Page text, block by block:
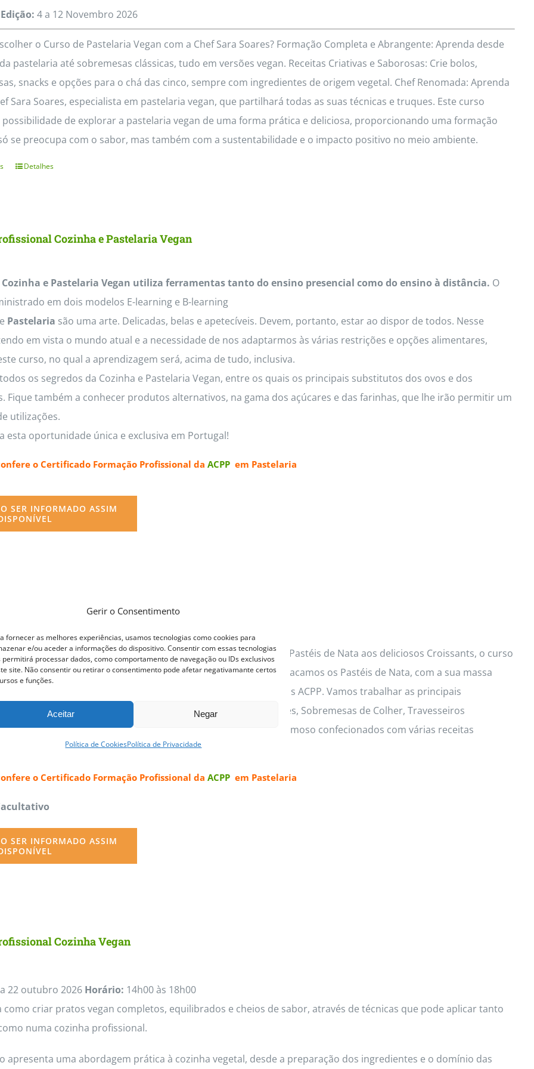
Gerir o Consentimento
fornecer as melhores experiências, usamos tecnologias como cookies para
e/ou aceder a informações do dispositivo. Consentir com essas tecnologias
permitirá processar dados, como comportamento de navegação ou IDs exclusivos
site. Não consentir ou retirar o consentimento pode afetar negativamante certos
e funções.
Aceitar Negar
Política de CookiesPolítica de Privacidade
4 a 12 Novembro 2026
o Curso de Pastelaria Vegan com a Chef Sara Soares? Formação Completa e Abrangente: Aprenda desde
pastelaria até sobremesas clássicas, tudo em versões vegan. Receitas Criativas e Saborosas: Crie bolos,
snacks e opções para o chá das cinco, sempre com ingredientes de origem vegetal. Chef Renomada: Aprenda
Sara Soares, especialista em pastelaria vegan, que partilhará todas as suas técnicas e truques. Este curso
possibilidade de explorar a pastelaria vegan de uma forma prática e deliciosa, proporcionando uma formação
se preocupa com o sabor, mas também com a sustentabilidade e o impacto positivo no meio ambiente.
This
variants.
options
may
be
chosen
on
the
product
page
Detalhes
Cozinha e Pastelaria Vegan
Cozinha e Pastelaria Vegan utiliza ferramentas tanto do ensino presencial como do ensino à distância. O
em dois modelos E-learning e B-learning
e Pastelaria são uma arte. Delicadas, belas e apetecíveis. Devem, portanto, estar ao dispor de todos. Nesse
em vista o mundo atual e a necessidade de nos adaptarmos às várias restrições e opções alimentares,
curso, no qual a aprendizagem será, acima de tudo, inclusiva.
os segredos da Cozinha e Pastelaria Vegan, entre os quais os principais substitutos dos ovos e dos
Fique também a conhecer produtos alternativos, na gama dos açúcares e das farinhas, que lhe irão permitir um
utilizações.
esta oportunidade única e exclusiva em Portugal!
o Certificado Formação Profissional da ACPPem Pastelaria
SER INFORMADO ASSIM
Pastelaria Tradicional
Pastelaria TradicionalDos quentinhos e estaladiços Pastéis de Nata aos deliciosos Croissants, o curso
Tradicional permite trabalhar vasta gama de produtos. Destacamos os Pastéis de Nata, com a sua massa
e recheio cremoso confecionados com várias receitas exclusivas ACPP. Vamos trabalhar as principais
tradicionais típicas e deliciosas. Cremes Bases, Tartes, Mouses, Sobremesas de Colher, Travesseiros
os Pastéis de Nata, com a sua massa estaladiça e recheio cremoso confecionados com várias receitas
Regime B-Learning
o Certificado Formação Profissional da ACPPem Pastelaria
SER INFORMADO ASSIM
Cozinha Vegan
22 outubro 2026 Horário: 14h00 às 18h00
como criar pratos vegan completos, equilibrados e cheios de sabor, através de técnicas que pode aplicar tanto
numa cozinha profissional.
apresenta uma abordagem prática à cozinha vegetal, desde a preparação dos ingredientes e o domínio das